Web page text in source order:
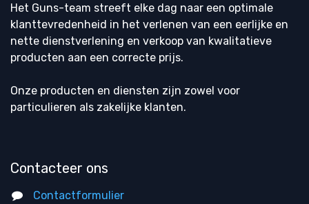
Het Guns-team streeft elke dag naar een optimale
klanttevredenheid in het verlenen van een eerlijke en
nette dienstverlening en verkoop van kwalitatieve
producten aan een correcte prijs.
Onze producten en diensten zijn zowel voor
particulieren als zakelijke klanten.
Contacteer ons
Contactformulier